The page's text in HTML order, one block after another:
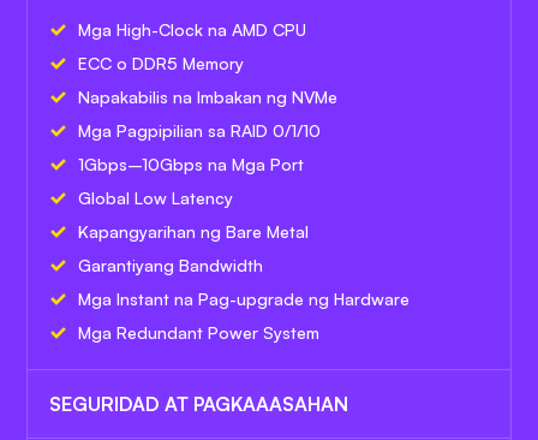
Mga High-Clock na AMD CPU
ECC o DDR5 Memory
Napakabilis na Imbakan ng NVMe
Mga Pagpipilian sa RAID 0/1/10
1Gbps–10Gbps na Mga Port
Global Low Latency
Kapangyarihan ng Bare Metal
Garantiyang Bandwidth
Mga Instant na Pag-upgrade ng Hardware
Mga Redundant Power System
SEGURIDAD AT PAGKAAASAHAN